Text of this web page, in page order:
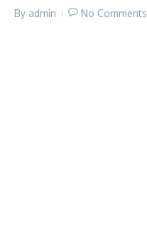
By admin No Comments